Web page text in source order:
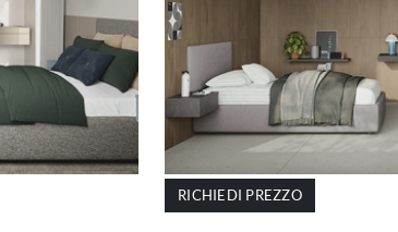
RICHIEDI PREZZO